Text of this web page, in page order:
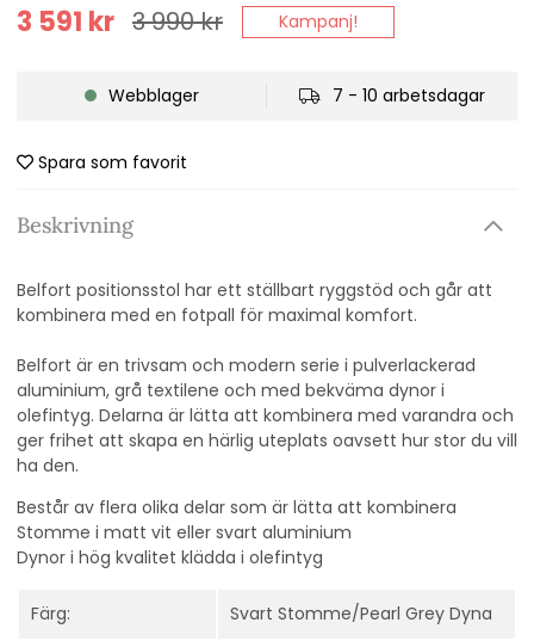
3 990kr
3 591 kr Kampanj!
Webblager 7 - 10 arbetsdagar
Spara som favorit
Beskrivning
Belfort positionsstol har ett ställbart ryggstöd och går att
kombinera med en fotpall för maximal komfort.
Belfort är en trivsam och modern serie i pulverlackerad
aluminium, grå textilene och med bekväma dynor i
olefintyg. Delarna är lätta att kombinera med varandra och
ger frihet att skapa en härlig uteplats oavsett hur stor du vill
ha den.
Består av flera olika delar som är lätta att kombinera
Stomme i matt vit eller svart aluminium
Dynor i hög kvalitet klädda i olefintyg
Färg: Svart Stomme/Pearl Grey Dyna